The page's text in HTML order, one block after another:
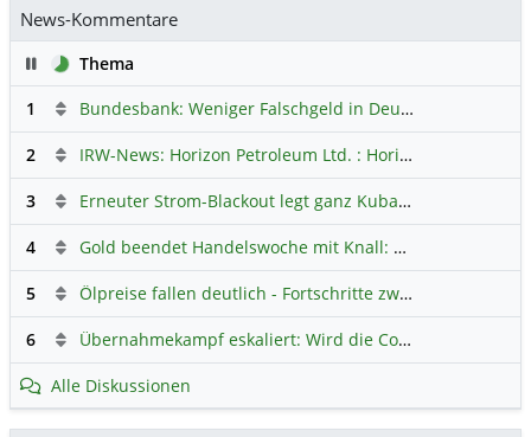
News-Kommentare
PauseThema
1
Bundesbank: Weniger Falschgeld in Deutschland
2 IRW-News: Horizon Petroleum Ltd. : Horizon Petroleum beginnt mit der Testförderung im Projekt Lachowice in Polen und schließt die Platzierung einer überzeichneten Wandelanleihe ab
3 Erneuter Strom-Blackout legt ganz Kuba lahm
4 Gold beendet Handelswoche mit Knall: Barrick Mining – Ist diese Aktie wieder ein Kauf?
5 Ölpreise fallen deutlich - Fortschritte zwischen USA und Iran belasten
6 Übernahmekampf eskaliert: Wird die Commerzbank italienisch?
Alle Diskussionen